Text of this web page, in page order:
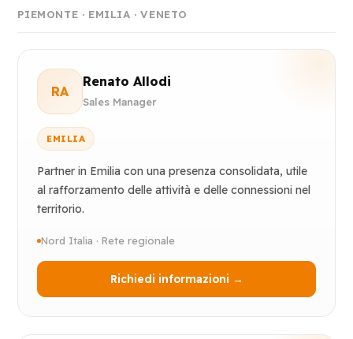
PIEMONTE · EMILIA · VENETO
RA
Renato Allodi
Sales Manager
EMILIA
Partner in Emilia con una presenza consolidata, utile
al rafforzamento delle attività e delle connessioni nel
territorio.
Nord Italia · Rete regionale
Richiedi informazioni →